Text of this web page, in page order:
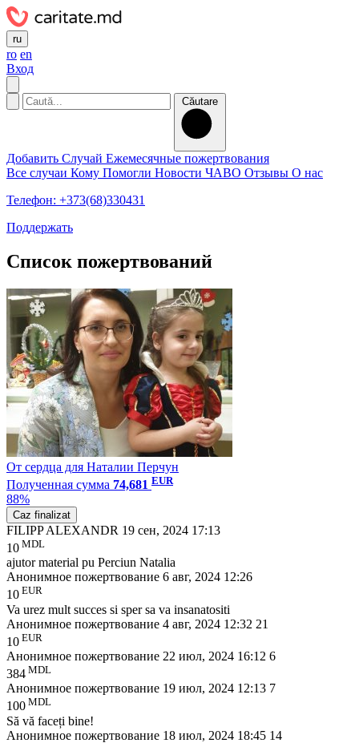
ru
ro en
Вход
Căutare
Добавить Случай Ежемесячные пожертвования
Все случаи Кому Помогли Новости ЧАВО Отзывы О нас
Телефон: +373(68)330431
Поддержать
Список пожертвований
От сердца для Наталии Перчун
Полученная сумма 74,681 EUR
88%
Caz finalizat
FILIPP ALEXANDR 19 сен, 2024 17:13
10 MDL
ajutor material pu Perciun Natalia
Анонимное пожертвование 6 авг, 2024 12:26
10 EUR
Va urez mult succes si sper sa va insanatositi
Анонимное пожертвование 4 авг, 2024 12:32 21
10 EUR
Анонимное пожертвование 22 июл, 2024 16:12 6
384 MDL
Анонимное пожертвование 19 июл, 2024 12:13 7
100 MDL
Să vă faceți bine!
Анонимное пожертвование 18 июл, 2024 18:45 14